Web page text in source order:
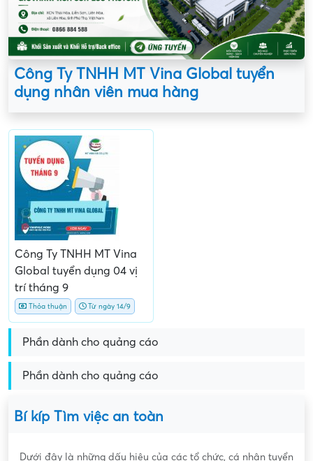
Công Ty TNHH MT Vina Global tuyển
dụng nhân viên mua hàng
Công Ty TNHH MT Vina
Global tuyển dụng 04 vị
trí tháng 9
Thỏa thuận Từ ngày 14/9
Phần dành cho quảng cáo
Phần dành cho quảng cáo
Bí kíp Tìm việc an toàn
Dưới đây là những dấu hiệu của các tổ chức, cá nhân tuyển